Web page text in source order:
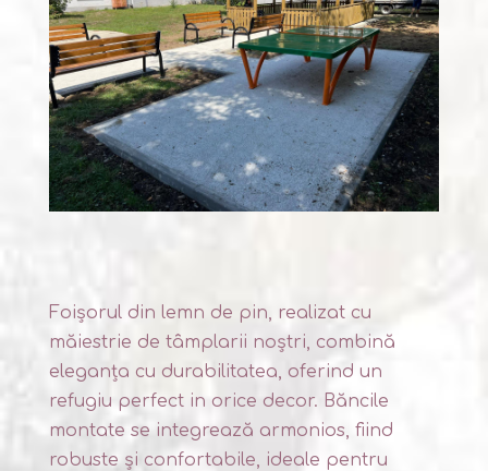
Foișorul din lemn de pin, realizat cu
măiestrie de tâmplarii noștri, combină
eleganța cu durabilitatea, oferind un
refugiu perfect in orice decor. Băncile
montate se integrează armonios, fiind
robuste și confortabile, ideale pentru